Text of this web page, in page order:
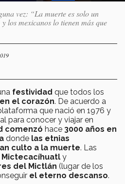
vez: “La muerte es solo un
los mexicanos lo tienen más que
festividad que todos los
el corazón. De acuerdo a
que nació en 1976 y
para conocer y viajar en
comenzó hace 3000 años en
donde las etnias
culto a la muerte. Las
Mictecacíhuatl y
del Mictlán (lugar de los
el eterno descanso.